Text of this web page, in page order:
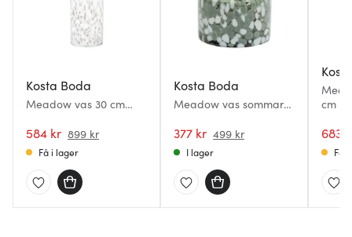
Kosta Boda
Meadow vas 30 cm
584 kr 899 kr
Få i lager
Kosta Boda
Meadow vas sommar
377 kr 499 kr
I lager
cm
683
Få